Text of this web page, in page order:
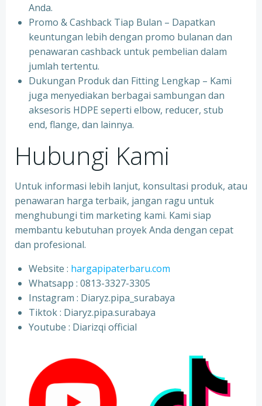
Anda.
Promo & Cashback Tiap Bulan – Dapatkan
keuntungan lebih dengan promo bulanan dan
penawaran cashback untuk pembelian dalam
jumlah tertentu.
Dukungan Produk dan Fitting Lengkap – Kami
juga menyediakan berbagai sambungan dan
aksesoris HDPE seperti elbow, reducer, stub
end, flange, dan lainnya.
Hubungi Kami
Untuk informasi lebih lanjut, konsultasi produk, atau
penawaran harga terbaik, jangan ragu untuk
menghubungi tim marketing kami. Kami siap
membantu kebutuhan proyek Anda dengan cepat
dan profesional.
Website : hargapipaterbaru.com
Whatsapp : 0813-3327-3305
⁠Instagram : Diaryz.pipa_surabaya
⁠Tiktok : Diaryz.pipa.surabaya
⁠Youtube : Diarizqi official